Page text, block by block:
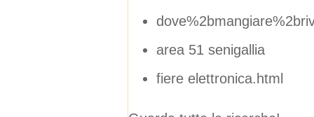
area 51 senigallia
fiere elettronica.html